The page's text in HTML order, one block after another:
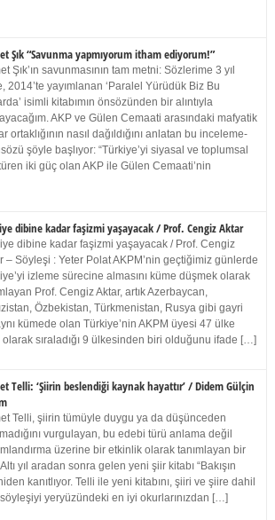
Şık “Savunma yapmıyorum itham ediyorum!”
Şık’ın savunmasının tam metni: Sözlerime 3 yıl
2014’te yayımlanan ‘Paralel Yürüdük Biz Bu
isimli kitabımın önsözünden bir alıntıyla
AKP ve Gülen Cemaati arasındaki mafyatik
ortaklığının nasıl dağıldığını anlatan bu inceleme-
şöyle başlıyor: “Türkiye’yi siyasal ve toplumsal
iki güç olan AKP ile Gülen Cemaati’nin
dibine kadar faşizmi yaşayacak / Prof. Cengiz Aktar
dibine kadar faşizmi yaşayacak / Prof. Cengiz
– Söyleşi : Yeter Polat AKPM’nin geçtiğimiz günlerde
izleme sürecine almasını küme düşmek olarak
Prof. Cengiz Aktar, artık Azerbaycan,
Özbekistan, Türkmenistan, Rusya gibi gayri
kümede olan Türkiye’nin AKPM üyesi 47 ülke
sıraladığı 9 ülkesinden biri olduğunu ifade […]
Telli: ‘Şiirin beslendiği kaynak hayattır’ / Didem Gülçin
Telli, şiirin tümüyle duygu ya da düşünceden
vurgulayan, bu edebi türü anlama değil
üzerine bir etkinlik olarak tanımlayan bir
yıl aradan sonra gelen yeni şiir kitabı “Bakışın
kanıtlıyor. Telli ile yeni kitabını, şiiri ve şiire dahil
yeryüzündeki en iyi okurlarınızdan […]